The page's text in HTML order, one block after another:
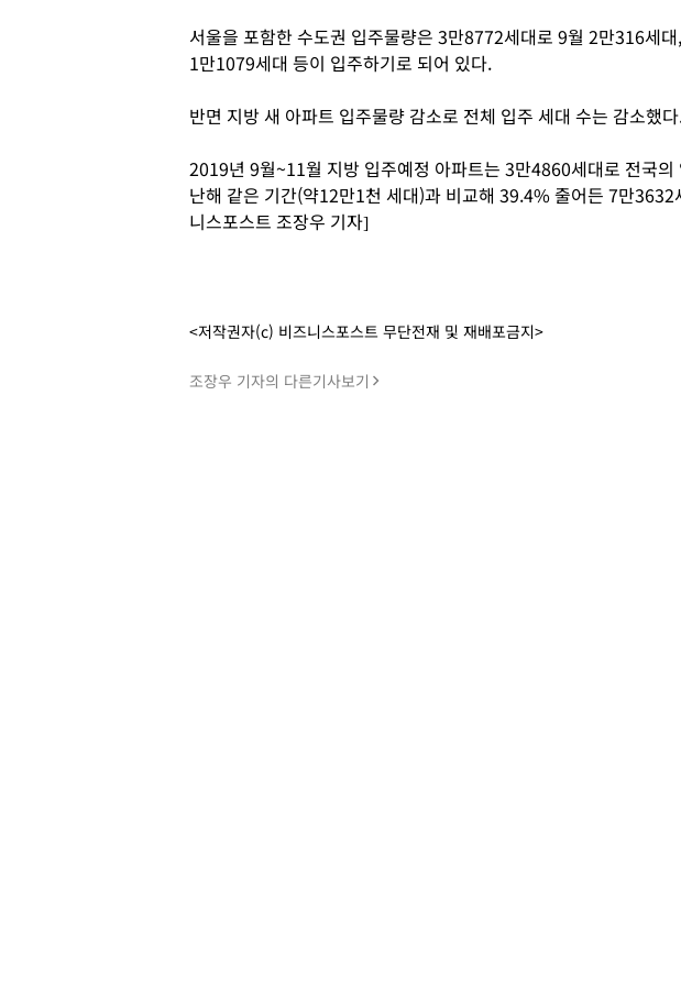
서울을 포함한 수도권 입주물량은 3만8772세대로 9월 2만316세
1만1079세대 등이 입주하기로 되어 있다.
반면 지방 새 아파트 입주물량 감소로 전체 입주 세대 수는 감소했
2019년 9월~11월 지방 입주예정 아파트는 3만4860세대로 전국의
난해 같은 기간(약12만1천 세대)과 비교해 39.4% 줄어든 7만3632
니스포스트 조장우 기자]
<저작권자(c) 비즈니스포스트 무단전재 및 재배포금지>
조장우 기자의 다른기사보기